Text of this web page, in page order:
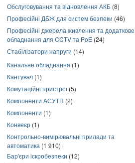
Обслуговування та відновлення АКБ (8)
Професійні ДБЖ для систем безпеки (46)
Професійні джерела живлення та додаткове
обладнання для CCTV та PoE (24)
Стабілізатори напруги (14)
Канальне обладнання (1)
Кантувач (1)
Комутаційні пристрої(5)
Компоненти АСУТП (2)
Компоненти (1)
Конвеєр (1)
Контрольно-вимірювальні прилади та
автоматика (1 910)
Бар'єри іскробезпеки (12)